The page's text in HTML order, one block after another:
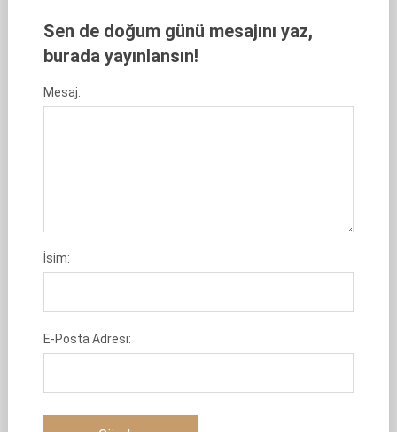
Sen de doğum günü mesajını yaz,
burada yayınlansın!
Mesaj:
İsim:
E-Posta Adresi: